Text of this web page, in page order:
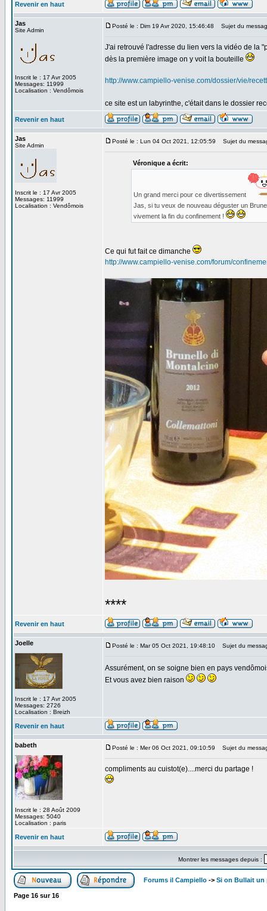
Revenir en haut
Jas
Site Admin
Inscrit le : 17 Avr 2005
Messages: 11999
Localisation : Vendômois
Posté le : Dim 19 Avr 2020, 15:46:48 Sujet du
J'ai retrouvé l'adresse du lien vers la vidéo de la
dès la première image on y voit la bouteille
http://www.campiello-venise.com/dossier/vie/
ce site est un labyrinthe, c'était dans le dossier
Revenir en haut
Jas
Site Admin
Inscrit le : 17 Avr 2005
Messages: 11999
Localisation : Vendômois
Posté le : Lun 04 Oct 2021, 12:05:59 Sujet du
Véronique a écrit:
Un grand merci pour ce divertissement
Jas, si tu veux de nouveau déguster un
vivement la fin du confinement !
Ce qui fut fait ce dimanche
http://www.campiello-venise.com/forum/
****
Revenir en haut
Joelle
Inscrit le : 17 Avr 2005
Messages: 2726
Localisation : Breizh
Posté le : Mar 05 Oct 2021, 19:48:10 Sujet du
Assurément, on se soigne bien en pays
Et vous avez bien raison
Revenir en haut
babeth
Inscrit le : 28 Août 2009
Messages: 5040
Localisation : paris
Posté le : Mer 06 Oct 2021, 09:10:59 Sujet du
compliments au cuistot(e)....merci du partage !
Revenir en haut
Montrer les messages depuis :
Forums il Campiello -> Si on Bullait un
Page 16 sur16